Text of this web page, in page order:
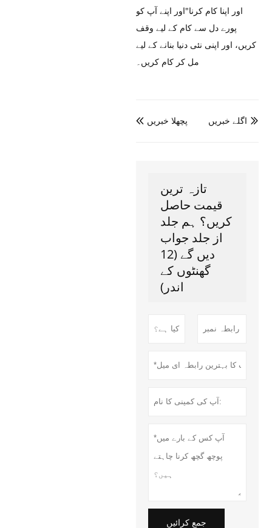
اور اپنا کام کرنا"اور اپنے آپ کو
پورے دل سے کام کے لیے وقف
کریں، اور اپنی نئی دنیا بنانے کے لیے
مل کر کام کریں۔
 پچھلا خبریں  اگلے خبریں
تازہ ترین
قیمت حاصل
کریں؟ ہم جلد
از جلد جواب
دیں گے (12
گھنٹوں کے
اندر)
جمع کرائیں